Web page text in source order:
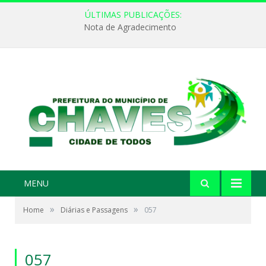
ÚLTIMAS PUBLICAÇÕES:
Nota de Agradecimento
MENU
Home » Diárias e Passagens » 057
057